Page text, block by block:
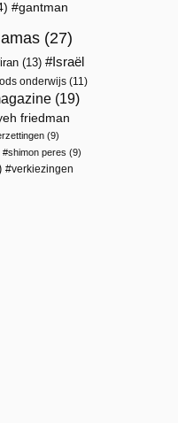
gantman
(27)
iran (13)
Israël
onderwijs (11)
(19)
friedman
(9)
shimon peres (9)
verkiezingen